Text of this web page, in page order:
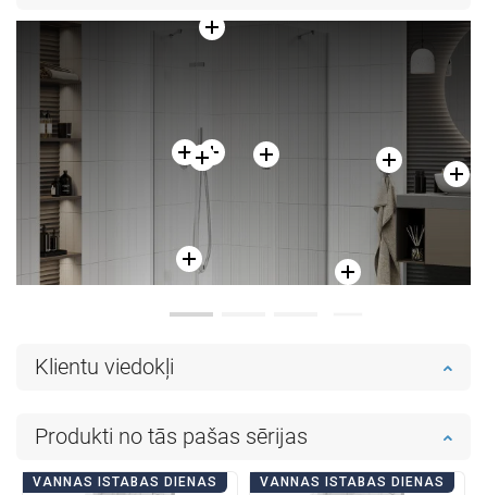
Iecienītākie
Klientu viedokļi
Produkti no tās pašas sērijas
VANNAS ISTABAS DIENAS VANNAS ISTABAS DIENAS